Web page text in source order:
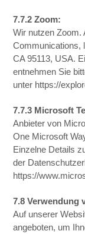
7.7.2 Zoom:
Wir nutzen Zoom.
Communications,
CA 95113, USA.
entnehmen Sie
unter https://
7.7.3 Microsoft
Anbieter von
One Microsoft
Einzelne Details
der
https://
7.8 Verwendung
Auf unserer
angeboten, um